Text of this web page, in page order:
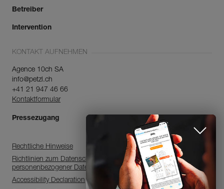
Betreiber
Intervention
KONTAKT AUFNEHMEN
Agence 10ch SA
info@petzl.ch
+41 21 947 46 66
Kontaktformular
Pressezugang
Rechtliche Hinweise
Richtlinien zum Datenschutz, zur Verarbeitung
personenbezogener Daten
Accessibility Declaration